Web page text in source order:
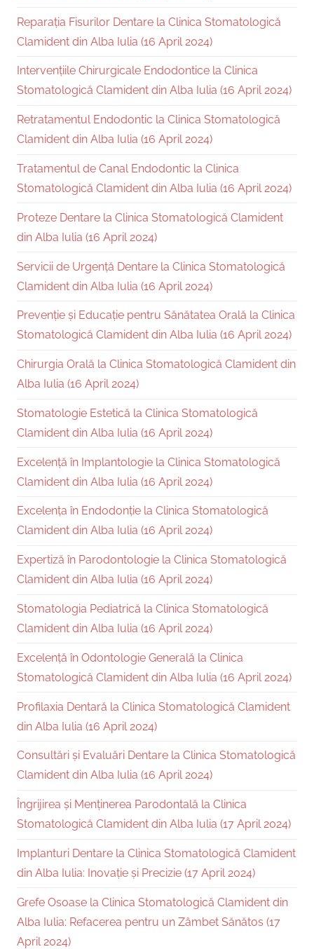
Reparația Fisurilor Dentare la Clinica Stomatologică
Clamident din Alba Iulia (16 April 2024)
Intervențiile Chirurgicale Endodontice la Clinica
Stomatologică Clamident din Alba Iulia (16 April 2024)
Retratamentul Endodontic la Clinica Stomatologică
Clamident din Alba Iulia (16 April 2024)
Tratamentul de Canal Endodontic la Clinica
Stomatologică Clamident din Alba Iulia (16 April 2024)
Proteze Dentare la Clinica Stomatologică Clamident
din Alba Iulia (16 April 2024)
Servicii de Urgență Dentare la Clinica Stomatologică
Clamident din Alba Iulia (16 April 2024)
Prevenție și Educație pentru Sănătatea Orală la Clinica
Stomatologică Clamident din Alba Iulia (16 April 2024)
Chirurgia Orală la Clinica Stomatologică Clamident din
Alba Iulia (16 April 2024)
Stomatologie Estetică la Clinica Stomatologică
Clamident din Alba Iulia (16 April 2024)
Excelență în Implantologie la Clinica Stomatologică
Clamident din Alba Iulia (16 April 2024)
Excelența în Endodonție la Clinica Stomatologică
Clamident din Alba Iulia (16 April 2024)
Expertiză în Parodontologie la Clinica Stomatologică
Clamident din Alba Iulia (16 April 2024)
Stomatologia Pediatrică la Clinica Stomatologică
Clamident din Alba Iulia (16 April 2024)
Excelență în Odontologie Generală la Clinica
Stomatologică Clamident din Alba Iulia (16 April 2024)
Profilaxia Dentară la Clinica Stomatologică Clamident
din Alba Iulia (16 April 2024)
Consultări și Evaluări Dentare la Clinica Stomatologică
Clamident din Alba Iulia (16 April 2024)
Îngrijirea și Menținerea Parodontală la Clinica
Stomatologică Clamident din Alba Iulia (17 April 2024)
Implanturi Dentare la Clinica Stomatologică Clamident
din Alba Iulia: Inovație și Precizie (17 April 2024)
Grefe Osoase la Clinica Stomatologică Clamident din
Alba Iulia: Refacerea pentru un Zâmbet Sănătos (17
April 2024)